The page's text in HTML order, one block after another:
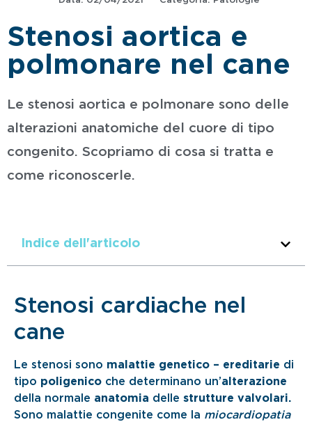
Stenosi aortica e
polmonare nel cane
Le stenosi aortica e polmonare sono delle
alterazioni anatomiche del cuore di tipo
congenito. Scopriamo di cosa si tratta e
come riconoscerle.
Indice dell'articolo
Stenosi cardiache nel
cane
Le stenosi sono malattie genetico – ereditarie di
tipo poligenico che determinano un’alterazione
della normale anatomia delle strutture valvolari.
Sono malattie congenite come la miocardiopatia